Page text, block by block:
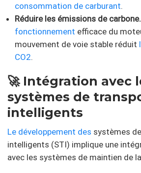
consommation de carburant.
Réduire les émissions de carbone.
fonctionnement efficace du
mouvement de voie stable réduit
CO2.
🚀 Intégration avec
systèmes de
intelligents
Le développement des systèmes
intelligents (STI) implique une
avec les systèmes de maintien de